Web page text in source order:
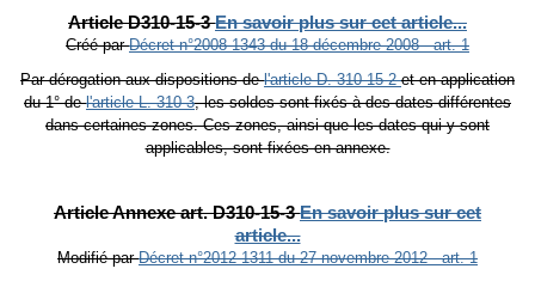
Article D310-15-3 En savoir plus sur cet article...
Créé par Décret n°2008-1343 du 18 décembre 2008 - art. 1
Par dérogation aux dispositions de l'article D. 310-15-2 et en application
du 1° de l'article L. 310-3, les soldes sont fixés à des dates différentes
dans certaines zones. Ces zones, ainsi que les dates qui y sont
applicables, sont fixées en annexe.
Article Annexe art. D310-15-3 En savoir plus sur cet
article...
Modifié par Décret n°2012-1311 du 27 novembre 2012 - art. 1